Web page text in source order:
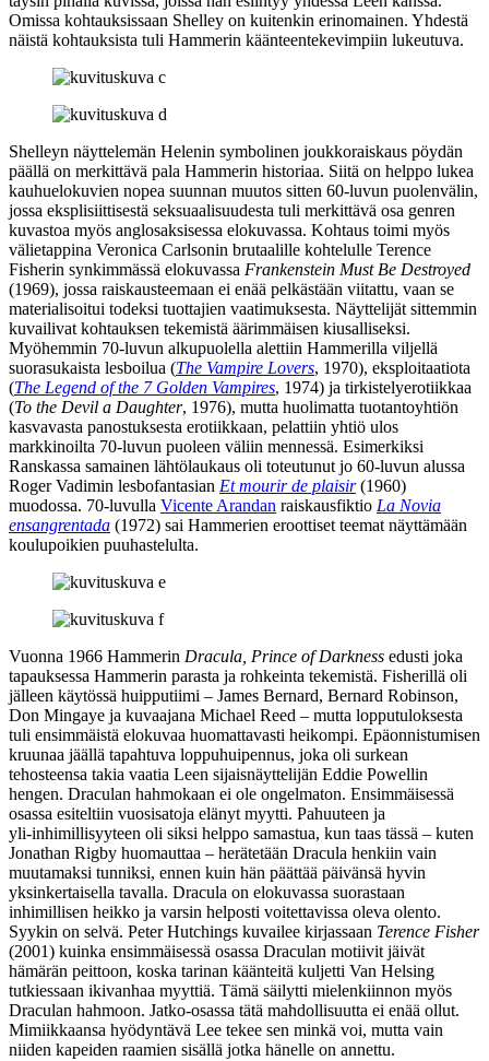
Omissa kohtauksissaan Shelley on kuitenkin erinomainen. Yhdestä
näistä kohtauksista tuli Hammerin käänteentekevimpiin lukeutuva.
Shelleyn näyttelemän Helenin symbolinen joukkoraiskaus pöydän
päällä on merkittävä pala Hammerin historiaa. Siitä on helppo lukea
kauhuelokuvien nopea suunnan muutos sitten 60‑luvun puolenvälin,
jossa eksplisiittisestä seksuaalisuudesta tuli merkittävä osa genren
kuvastoa myös anglosaksisessa elokuvassa. Kohtaus toimi myös
välietappina Veronica Carlsonin brutaalille kohtelulle Terence
Fisherin synkimmässä elokuvassa Frankenstein Must Be Destroyed
(1969), jossa raiskausteemaan ei enää pelkästään viitattu, vaan se
materialisoitui todeksi tuottajien vaatimuksesta. Näyttelijät sittemmin
kuvailivat kohtauksen tekemistä äärimmäisen kiusalliseksi.
Myöhemmin 70‑luvun alkupuolella alettiin Hammerilla viljellä
suorasukaista lesboilua (The Vampire Lovers, 1970), eksploitaatiota
(The Legend of the 7 Golden Vampires, 1974) ja tirkistelyerotiikkaa
(To the Devil a Daughter, 1976), mutta huolimatta tuotantoyhtiön
kasvavasta panostuksesta erotiikkaan, pelattiin yhtiö ulos
markkinoilta 70‑luvun puoleen väliin mennessä. Esimerkiksi
Ranskassa samainen lähtölaukaus oli toteutunut jo 60‑luvun alussa
Roger Vadimin lesbofantasian Et mourir de plaisir(1960)
muodossa. 70‑luvulla Vicente Arandan raiskausfiktio La Novia
ensangrentada (1972) sai Hammerien eroottiset teemat näyttämään
koulupoikien puuhastelulta.
Vuonna 1966 Hammerin Dracula, Prince of Darkness edusti joka
tapauksessa Hammerin parasta ja rohkeinta tekemistä. Fisherillä oli
jälleen käytössä huipputiimi – James Bernard, Bernard Robinson,
Don Mingaye ja kuvaajana Michael Reed – mutta lopputuloksesta
tuli ensimmäistä elokuvaa huomattavasti heikompi. Epäonnistumisen
kruunaa jäällä tapahtuva loppuhuipennus, joka oli surkean
tehosteensa takia vaatia Leen sijaisnäyttelijän Eddie Powellin
hengen. Draculan hahmokaan ei ole ongelmaton. Ensimmäisessä
osassa esiteltiin vuosisatoja elänyt myytti. Pahuuteen ja
yli‑inhimillisyyteen oli siksi helppo samastua, kun taas tässä – kuten
Jonathan Rigby huomauttaa – herätetään Dracula henkiin vain
muutamaksi tunniksi, ennen kuin hän päättää päivänsä hyvin
yksinkertaisella tavalla. Dracula on elokuvassa suorastaan
inhimillisen heikko ja varsin helposti voitettavissa oleva olento.
Syykin on selvä. Peter Hutchings kuvailee kirjassaan Terence Fisher
(2001) kuinka ensimmäisessä osassa Draculan motiivit jäivät
hämärän peittoon, koska tarinan käänteitä kuljetti Van Helsing
tutkiessaan ikivanhaa myyttiä. Tämä säilytti mielenkiinnon myös
Draculan hahmoon. Jatko‑osassa tätä mahdollisuutta ei enää ollut.
Mimiikkaansa hyödyntävä Lee tekee sen minkä voi, mutta vain
niiden kapeiden raamien sisällä jotka hänelle on annettu.